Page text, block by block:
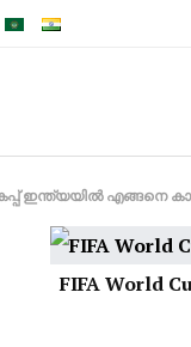
ഇന്ത്യയിൽ എങ്ങനെ
FIFA World